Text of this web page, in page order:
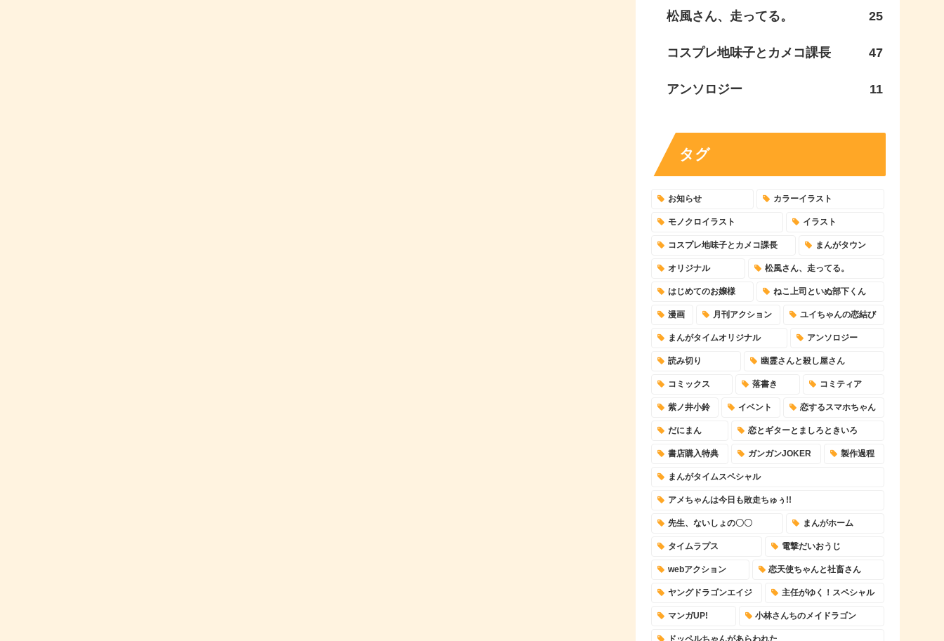
松風さん、走ってる。 25
コスプレ地味子とカメコ課長 47
アンソロジー 11
タグ
お知らせ カラーイラスト
モノクロイラスト イラスト
コスプレ地味子とカメコ課長 まんがタウン
オリジナル 松風さん、走ってる。
はじめてのお嬢様 ねこ上司といぬ部下くん
漫画 月刊アクション ユイちゃんの恋結び
まんがタイムオリジナル アンソロジー
読み切り 幽霊さんと殺し屋さん
コミックス 落書き コミティア
紫ノ井小鈴 イベント 恋するスマホちゃん
だにまん 恋とギターとましろときいろ
書店購入特典 ガンガンJOKER 製作過程
まんがタイムスペシャル
アメちゃんは今日も敗走ちゅぅ!!
先生、ないしょの〇〇 まんがホーム
タイムラプス 電撃だいおうじ
webアクション 恋天使ちゃんと社畜さん
ヤングドラゴンエイジ 主任がゆく！スペシャル
マンガUP! 小林さんちのメイドラゴン